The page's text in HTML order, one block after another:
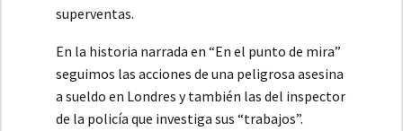
superventas.
En la historia narrada en “En el punto de mira”
seguimos las acciones de una peligrosa asesina
a sueldo en Londres y también las del inspector
de la policía que investiga sus “trabajos”.